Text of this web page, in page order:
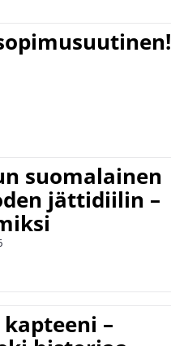
suomalainen
jättidiilin –
–